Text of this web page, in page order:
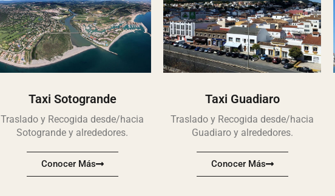
Taxi Sotogrande
Traslado y Recogida desde/hacia
Sotogrande y alrededores.
Conocer Más
Taxi Guadiaro
Traslado y Recogida desde/hacia
Guadiaro y alrededores.
Conocer Más